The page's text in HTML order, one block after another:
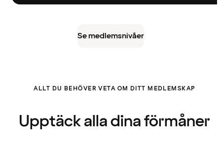
Se medlemsnivåer
ALLT DU BEHÖVER VETA OM DITT MEDLEMSKAP
Upptäck alla dina förmåner